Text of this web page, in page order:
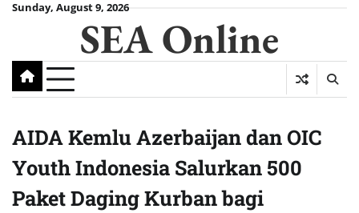
SkipSunday, August 9, 2026
SEA Online
AIDA Kemlu Azerbaijan dan OIC
Youth Indonesia Salurkan 500
Paket Daging Kurban bagi